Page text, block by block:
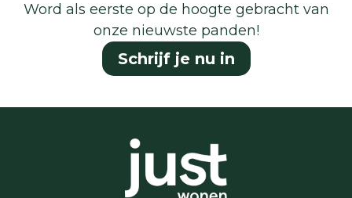
Word als eerste op de hoogte gebracht van
onze nieuwste panden!
Schrijf je nu in